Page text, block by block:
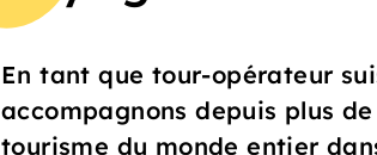
En tant que tour-opérateur
accompagnons depuis plus
tourisme du monde entier